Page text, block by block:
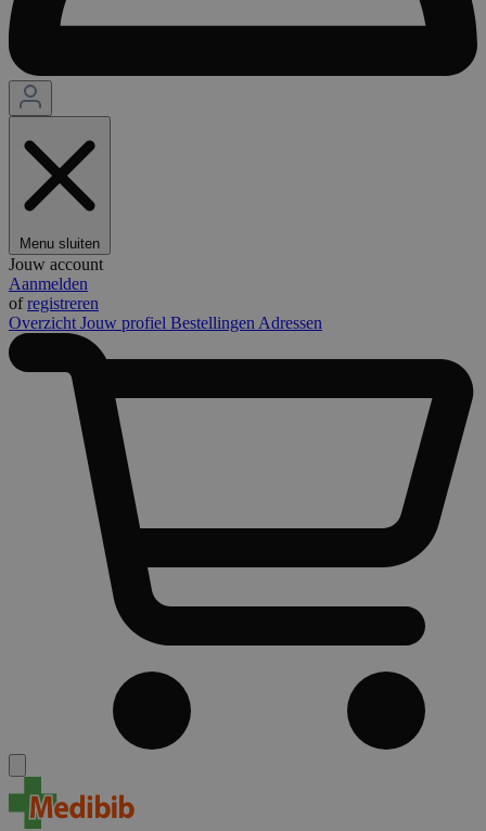
Menu sluiten
Jouw account
Aanmelden
ofregistreren
Overzicht Jouw profiel Bestellingen Adressen